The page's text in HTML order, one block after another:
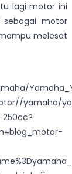
lagi motor ini
motor
melesat
yamaha/